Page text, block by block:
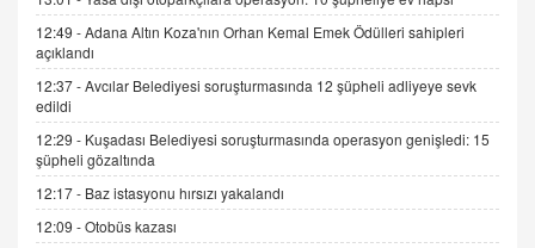
İNCİ GÜL AKÖL
06.07.2026 13:00
ADEM AKÖL
Esed Destekçilerinin Yüzüne Vurulan Şamar:
Sednaya
11.12.2024 12:30
12:49 -Adana Altın Koza'nın Orhan Kemal Emek Ödülleri sahipleri
açıklandı
12:37 -Avcılar Belediyesi soruşturmasında 12 şüpheli adliyeye sevk
edildi
12:29 - Kuşadası Belediyesi soruşturmasında operasyon genişledi: 15
şüpheli gözaltında
12:17 - Baz istasyonu hırsızı yakalandı
12:09 -Otobüs kazası